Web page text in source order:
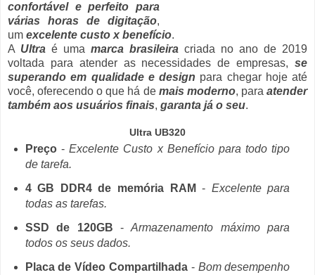
confortável e perfeito para
várias horas de digitação,
um excelente custo x benefício.
A Ultra é uma marca brasileira criada no ano de 2019
voltada para atender as necessidades de empresas, se
superando em qualidade e design para chegar hoje até
você, oferecendo o que há de mais moderno, paraatender
também aos usuários finais, garanta já o seu.
Ultra UB320
Preço-Excelente Custo x Benefício para todo tipo
de tarefa.
4 GB DDR4 de memória RAM - Excelente para
todas as tarefas.
SSD de 120GB -Armazenamento máximo para
todos os seus dados.
Placa de Vídeo Compartilhada - Bom desempenho